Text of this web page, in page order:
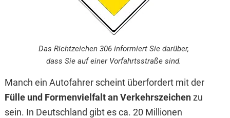
Das Richtzeichen 306 informiert Sie darüber,
dass Sie auf einer Vorfahrtsstraße sind.
Manch ein Autofahrer scheint überfordert mit der
Fülle und Formenvielfalt an Verkehrszeichenzu
sein. In Deutschland gibt es ca. 20 Millionen